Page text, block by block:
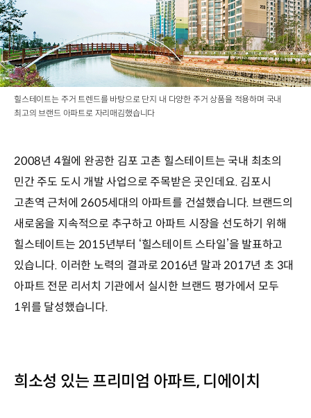
힐스테이트는 주거 트렌드를 바탕으로 단지 내 다양한 주거 상품을 적용하며 국내
최고의 브랜드 아파트로 자리매김했습니다
2008년 4월에 완공한 김포 고촌 힐스테이트는 국내 최초의
민간 주도 도시 개발 사업으로 주목받은 곳인데요. 김포시
고촌역 근처에 2605세대의 아파트를 건설했습니다. 브랜드의
새로움을 지속적으로 추구하고 아파트 시장을 선도하기 위해
힐스테이트는 2015년부터 ‘힐스테이트 스타일’을 발표하고
있습니다. 이러한 노력의 결과로 2016년 말과 2017년 초 3대
아파트 전문 리서치 기관에서 실시한 브랜드 평가에서 모두
1위를 달성했습니다.
희소성 있는 프리미엄 아파트, 디에이치